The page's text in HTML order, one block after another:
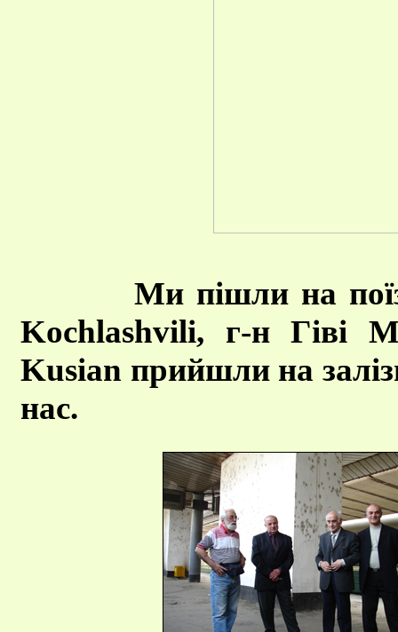
Ми пішли на
Kochlashvili, г-н Гіві
Kusian прийшли на
нас.